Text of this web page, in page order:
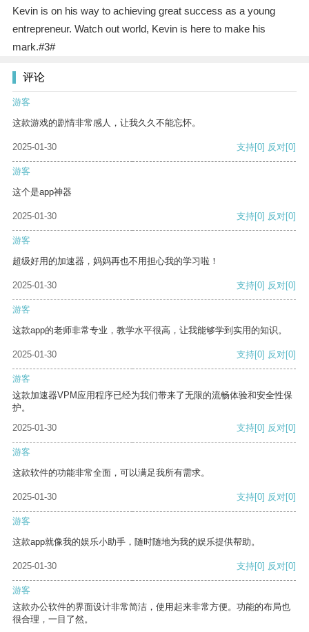
Kevin is on his way to achieving great success as a young
entrepreneur. Watch out world, Kevin is here to make his
mark.#3#
评论
游客
这款游戏的剧情非常感人，让我久久不能忘怀。
2025-01-30 支持[0] 反对[0]
游客
这个是app神器
2025-01-30 支持[0] 反对[0]
游客
超级好用的加速器，妈妈再也不用担心我的学习啦！
2025-01-30 支持[0] 反对[0]
游客
这款app的老师非常专业，教学水平很高，让我能够学到实用的知识。
2025-01-30 支持[0] 反对[0]
游客
这款加速器VPM应用程序已经为我们带来了无限的流畅体验和安全性保
护。
2025-01-30
支持[0] 反对[0]
游客
这款软件的功能非常全面，可以满足我所有需求。
2025-01-30 支持[0] 反对[0]
游客
这款app就像我的娱乐小助手，随时随地为我的娱乐提供帮助。
2025-01-30 支持[0] 反对[0]
游客
这款办公软件的界面设计非常简洁，使用起来非常方便。功能的布局也
很合理，一目了然。